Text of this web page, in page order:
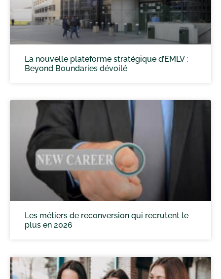
La nouvelle plateforme stratégique d’EMLV :
Beyond Boundaries dévoilé
Les métiers de reconversion qui recrutent le
plus en 2026